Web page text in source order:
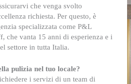
che venga svolto
richiesta. Per questo, è
specializzata come P&L
che vanta 15 anni di esperienza e i
settore in tutta Italia.
pulizia nel tuo locale?
i servizi di un team di